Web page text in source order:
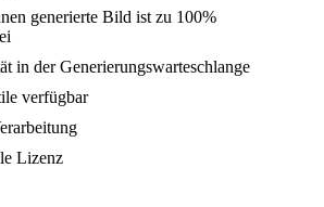
generierte Bild ist zu 100%
in der Generierungswarteschlange
verfügbar
Lizenz